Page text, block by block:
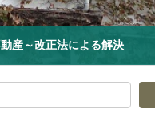
産～改正法による解決